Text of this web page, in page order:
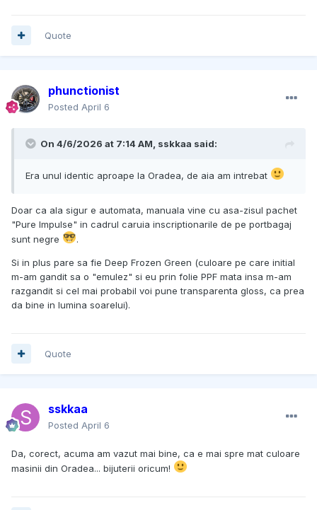
Quote
phunctionist
Posted April 6
On 4/6/2026 at 7:14 AM, sskkaa said:
Era unul identic aproape la Oradea, de aia am intrebat
Doar ca ala sigur e automata, manuala vine cu asa-zisul pachet
"Pure Impulse" in cadrul caruia inscriptionarile de pe portbagaj
sunt negre
.
Si in plus pare sa fie Deep Frozen Green (culoare pe care initial
m-am gandit sa o "emulez" si eu prin folie PPF mata insa m-am
razgandit si cel mai probabil voi pune transparenta gloss, ca prea
da bine in lumina soarelui).
Quote
sskkaa
Posted April 6
Da, corect, acuma am vazut mai bine, ca e mai spre mat culoare
masinii din Oradea... bijuterii oricum!